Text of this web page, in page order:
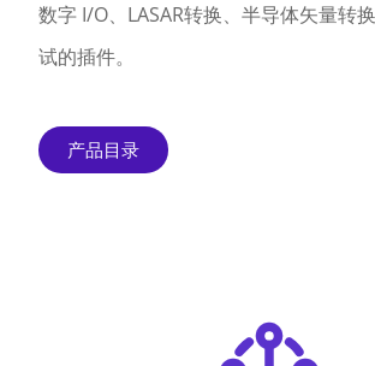
数字 I/O、LASAR转换、半导体矢量转
试的插件。
产品目录